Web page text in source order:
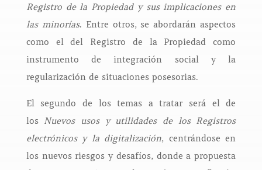
Registro de la Propiedad y sus implicaciones en
las minorías. Entre otros, se abordarán aspectos
como el del Registro de la Propiedad como
instrumento de integración social y la
regularización de situaciones posesorias.
El segundo de los temas a tratar será el de
los Nuevos usos y utilidades de los Registros
electrónicos y la digitalización, centrándose en
los nuevos riesgos y desafíos, donde a propuesta